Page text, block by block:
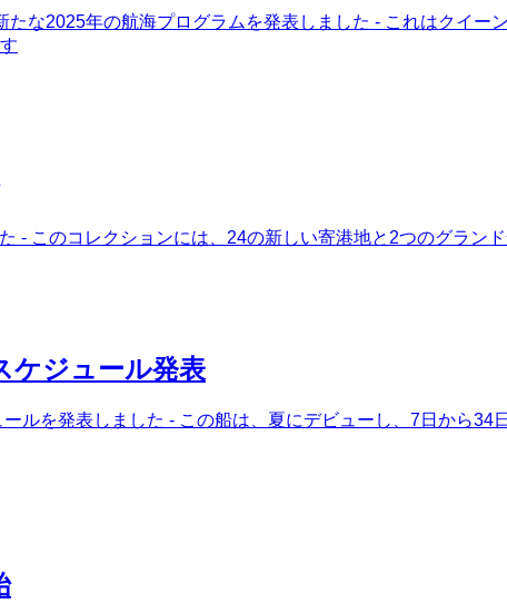
な2025年の航海プログラムを発表しました - これはクイー
- このコレクションには、24の新しい寄港地と2つのグラン
ケジュール発表
ルを発表しました - この船は、夏にデビューし、7日から34